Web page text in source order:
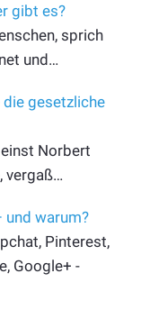
gibt es?
sprich
und…
gesetzliche
Norbert
vergaß…
und warum?
Pinterest,
Google+ -